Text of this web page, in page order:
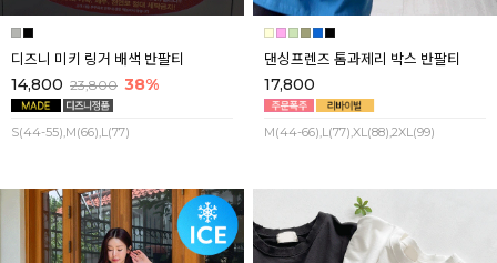
디즈니 미키 링거 배색 반팔티
14,800 23,800 38%
S(44-55),M(66),L(77)
댄싱프렌즈 톰과제리 박스 반팔티
17,800
M(44-66),L(77),XL(88),2XL(99)